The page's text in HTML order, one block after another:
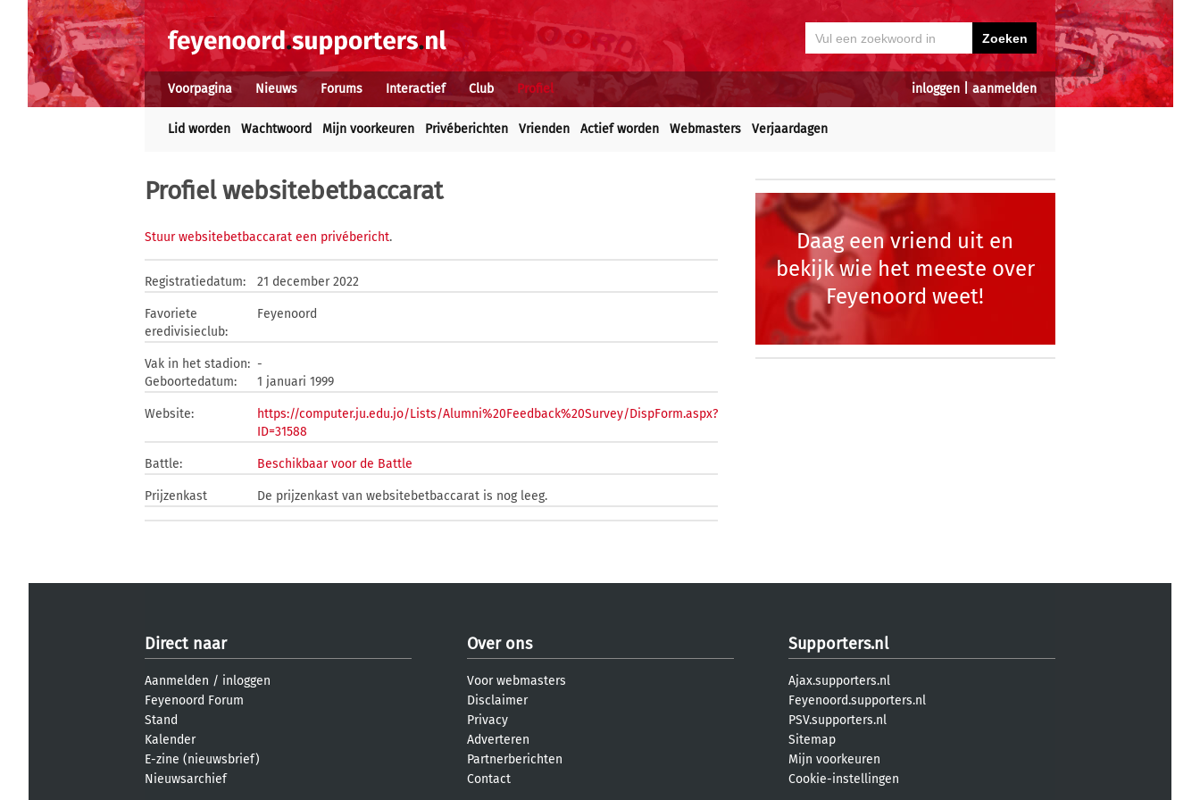
inloggen aanmelden
Voorpagina Nieuws Forums Interactief Club Profiel
Lid worden Wachtwoord Mijn voorkeuren Privéberichten Vrienden Actief worden Webmasters Verjaardagen
Profiel websitebetbaccarat
Stuur websitebetbaccarat een privébericht.
Registratiedatum: 21 december 2022
Favoriete
eredivisieclub:
Feyenoord
Vak in het stadion: -
Geboortedatum:
1 januari 1999
Website:
https://computer.ju.edu.jo/Lists/Alumni%20Feedback%20Survey/DispForm.aspx?
ID=31588
Battle: Beschikbaar voor de Battle
Prijzenkast De prijzenkast van websitebetbaccarat is nog leeg.
Daag een vriend uit en
bekijk wie het meeste over
Feyenoord weet!
Direct naar
Aanmelden / inloggen
Feyenoord Forum
Stand
Kalender
E-zine (nieuwsbrief)
Nieuwsarchief
Over ons
Voor webmasters
Disclaimer
Privacy
Adverteren
Partnerberichten
Contact
Supporters.nl
Ajax.supporters.nl
Feyenoord.supporters.nl
PSV.supporters.nl
Sitemap
Mijn voorkeuren
Cookie-instellingen